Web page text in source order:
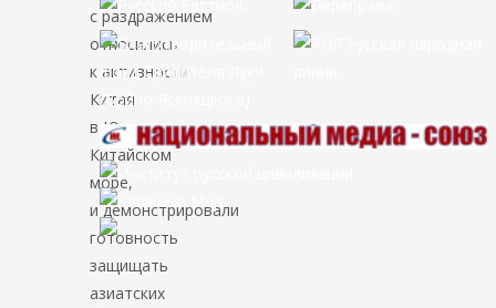
с раздражением
относились
к активности
Китая
в Южно-
Китайском
море,
и демонстрировали
готовность
защищать
азиатских